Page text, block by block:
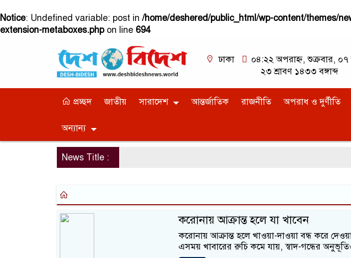
Notice: Undefined variable: post in/home/deshered/public_html/wp-content/themes/
extension-metaboxes.phpon line 694
ঢাকা
০৪:২২ অপরাহ্ন, শুক্রবার,
২৩ শ্রাবণ ১৪৩৩ বঙ্গাব্দ
প্রচ্ছদ জাতীয় সারাদেশ আন্তর্জাতিক রাজনীতি অপরাধ ও দুর্ণীতি
অন্যান্য
News Title :
করোনায় আক্রান্ত হলে যা খাবেন
করোনায় আক্রান্ত হলে খাওয়া-দাওয়া বন্ধ করে
এসময় খাবারের রুচি কমে যায়, স্বাদ-গন্ধের